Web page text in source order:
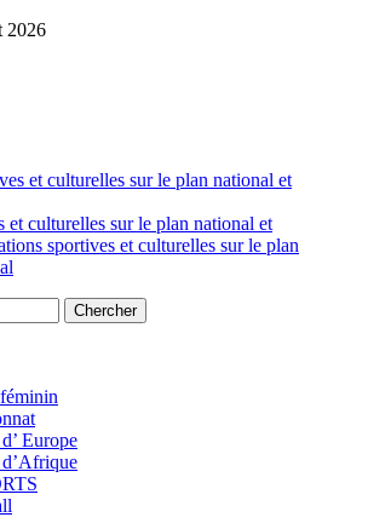
2026
et culturelles sur le plan national et
sportives et culturelles sur le plan
Europe
DE LA HAAC N°0134/